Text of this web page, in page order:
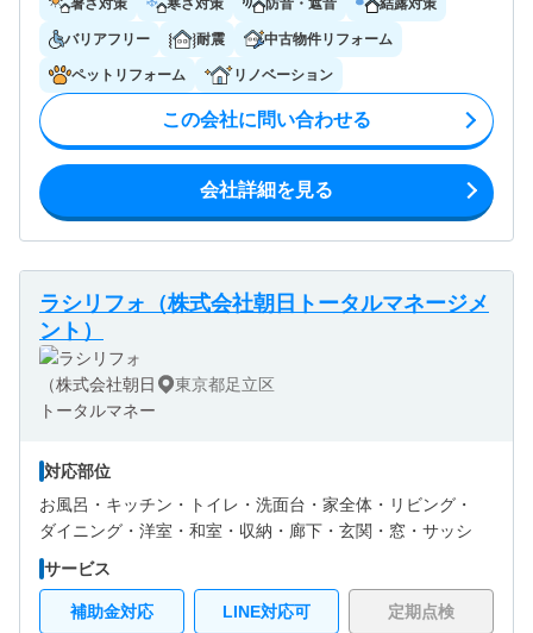
バリアフリー 耐震 中古物件リフォーム
ペットリフォーム リノベーション
この会社に問い合わせる
会社詳細を見る
ラシリフォ（株式会社朝日トータルマネージメ
ント）
東京都足立区
対応部位
お風呂・ キッチン・ トイレ・ 洗面台・ 家全体・ リビング・
ダイニング・ 洋室・ 和室・ 収納・ 廊下・ 玄関・ 窓・サッシ
サービス
補助金対応 LINE対応可 定期点検